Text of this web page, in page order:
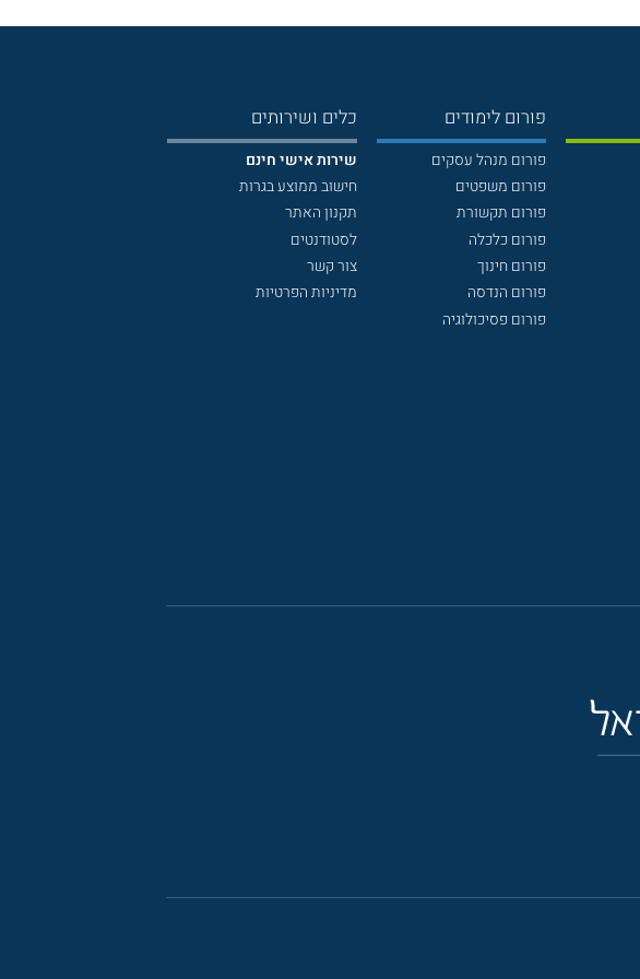
פורום לימודים
פורום מנהל עסקים
פורום משפטים
פורום תקשורת
פורום כלכלה
פורום חינוך
פורום הנדסה
פורום פסיכולוגיה
כלים ושירותים
שירות אישי חינם
חישוב ממוצע בגרות
תקנון האתר
לסטודנטים
צור קשר
מדיניות הפרטיות